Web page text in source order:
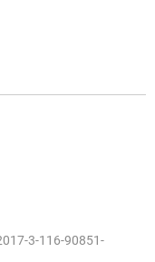
3-116-90851-